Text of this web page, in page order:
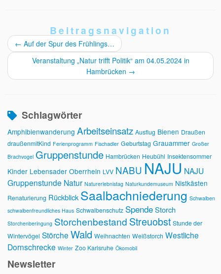
Beitragsnavigation
← Auf der Spur des Frühlings…
Veranstaltung „Natur trifft Politik“ am 04.05.2024 in
Hambrücken →
Schlagwörter
Amphibienwanderung Arbeitseinsatz Ausflug Bienen Draußen
draußenmitKind Ferienprogramm Fischadler Geburtstag Grauammer Großer
Brachvogel Gruppenstunde Hambrücken Heubühl Insektensommer
Kinder Lebensader Oberrhein LVV NABU NAJU NAJU
Gruppenstunde Natur Naturerlebnistag Naturkundemuseum Nistkästen
Renaturierung Rückblick Saalbachniederung Schwalben
schwalbenfreundliches Haus Schwalbenschutz SpendeStorch
Storchenberingung Storchenbestand Streuobst Stunde der
Wintervögel Störche Wald Weihnachten Weißstorch Westliche
Dornschrecke Winter Zoo Karlsruhe Ökomobil
Newsletter